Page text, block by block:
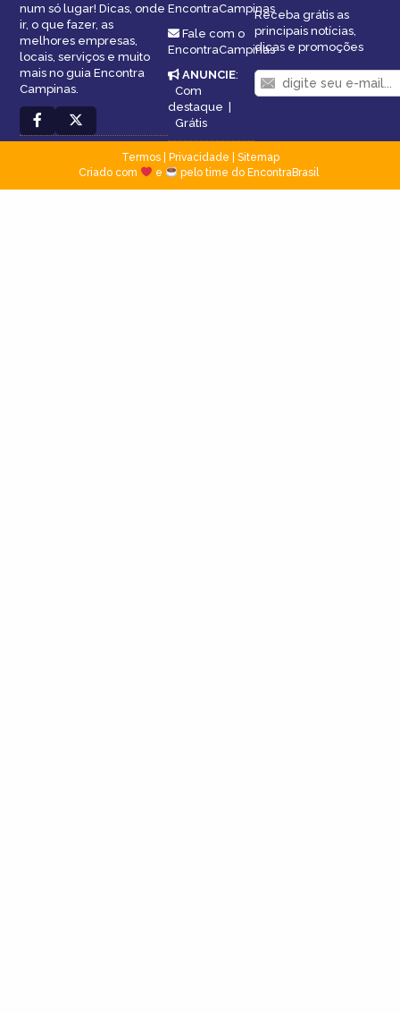
num só lugar! Dicas, onde
ir, o que fazer, as
melhores empresas,
locais, serviços e muito
mais no guia Encontra
Campinas.
EncontraCampinas
Fale com o
EncontraCampinas
ANUNCIE:
Com
destaque |
Grátis
Receba grátis as
principais notícias,
dicas e promoções
Termos| Privacidade
Sitemap
Criado com
e pelo time do EncontraBrasil